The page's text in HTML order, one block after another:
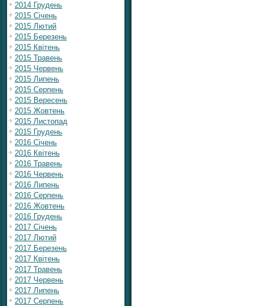
2014 Грудень
2015 Січень
2015 Лютий
2015 Березень
2015 Квітень
2015 Травень
2015 Червень
2015 Липень
2015 Серпень
2015 Вересень
2015 Жовтень
2015 Листопад
2015 Грудень
2016 Січень
2016 Квітень
2016 Травень
2016 Червень
2016 Липень
2016 Серпень
2016 Жовтень
2016 Грудень
2017 Січень
2017 Лютий
2017 Березень
2017 Квітень
2017 Травень
2017 Червень
2017 Липень
2017 Серпень